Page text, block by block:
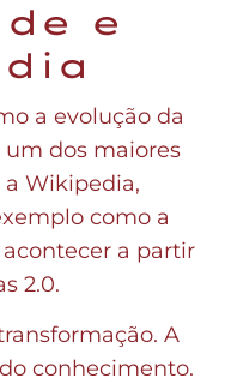
e
a evolução da
dos maiores
a Wikipedia,
como a
a partir
2.0.
A
conhecimento.